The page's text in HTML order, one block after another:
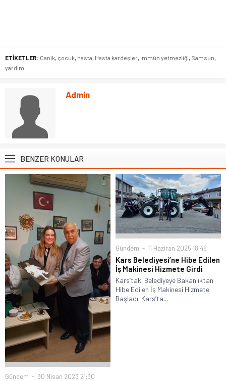
ETİKETLER: Canik, çocuk, hasta, Hasta kardeşler, İmmün yetmezliği, Samsun,
yardım
Admin
BENZER KONULAR
Gündem 30 Nisan 2023 21:30
Gündem 11 Haziran 2025 18:46
Kars Belediyesi’ne Hibe Edilen
İş Makinesi Hizmete Girdi
Kars’taki Belediyeye Bakanlıktan
Hibe Edilen İş Makinesi Hizmete
Başladı. Kars’ta...